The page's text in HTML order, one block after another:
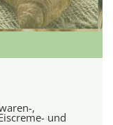
,
und